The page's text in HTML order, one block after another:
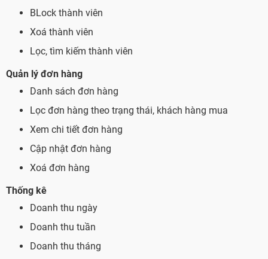
BLock thành viên
Xoá thành viên
Lọc, tìm kiếm thành viên
Quản lý đơn hàng
Danh sách đơn hàng
Lọc đơn hàng theo trạng thái, khách hàng mua
Xem chi tiết đơn hàng
Cập nhật đơn hàng
Xoá đơn hàng
Thống kê
Doanh thu ngày
Doanh thu tuần
Doanh thu tháng